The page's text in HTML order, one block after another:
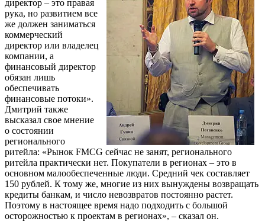
директор – это правая
рука, но развитием все
же должен заниматься
коммерческий
директор или владелец
компании, а
финансовый директор
обязан лишь
обеспечивать
финансовые потоки».
Дмитрий также
высказал свое мнение
о состоянии
регионального
ритейла: «Рынок FMСG сейчас не занят, регионального
ритейла практически нет. Покупатели в регионах – это в
основном малообеспеченные люди. Средний чек составляет
150 рублей. К тому же, многие из них вынуждены возвращать
кредиты банкам, и число невозвратов постоянно растет.
Поэтому в настоящее время надо подходить с большой
осторожностью к проектам в регионах», – сказал он.